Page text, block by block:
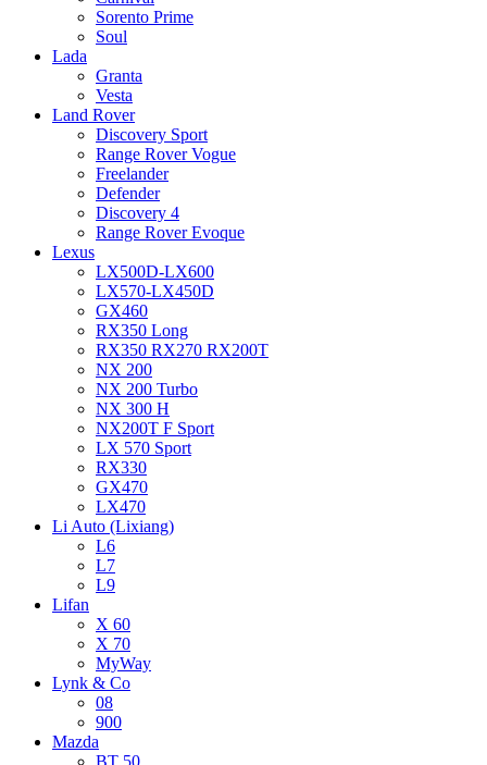
Sorento Prime
Soul
Lada
Granta
Vesta
Land Rover
Discovery Sport
Range Rover Vogue
Freelander
Defender
Discovery 4
Range Rover Evoque
Lexus
LX500D-LX600
LX570-LX450D
GX460
RX350 Long
RX350 RX270 RX200T
NX 200
NX 200 Turbo
NX 300 H
NX200T F Sport
LX 570 Sport
RX330
GX470
LX470
Li Auto (Lixiang)
L6
L7
L9
Lifan
X 60
X 70
MyWay
Lynk & Co
08
900
Mazda
BT 50